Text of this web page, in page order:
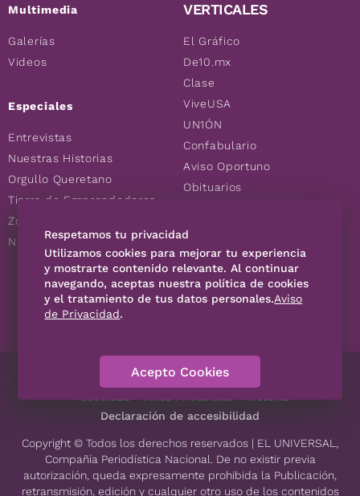
Multimedia
Galerías
Videos
Especiales
Entrevistas
Nuestras Historias
Orgullo Queretano
Tierra de Emprendedores
Zoociales
Nuevos Queretanos
VERTICALES
El Gráfico
De10.mx
Clase
ViveUSA
UN1ÓN
Confabulario
Aviso Oportuno
Obituarios
Consultas
SÍGUENOS
Contáctanos Código de Ética
Declaración de accesibilidad
Copyright © Todos los derechos reservados | EL UNIVERSAL,
Compañía Periodística Nacional. De no existir previa
autorización, queda expresamente prohibida la Publicación,
retransmisión, edición y cualquier otro uso de los contenidos
Respetamos tu privacidad
Utilizamos cookies para mejorar tu experiencia
y mostrarte contenido relevante. Al continuar
navegando, aceptas nuestra política de cookies
y el tratamiento de tus datos personales.Aviso
de Privacidad.
Acepto Cookies